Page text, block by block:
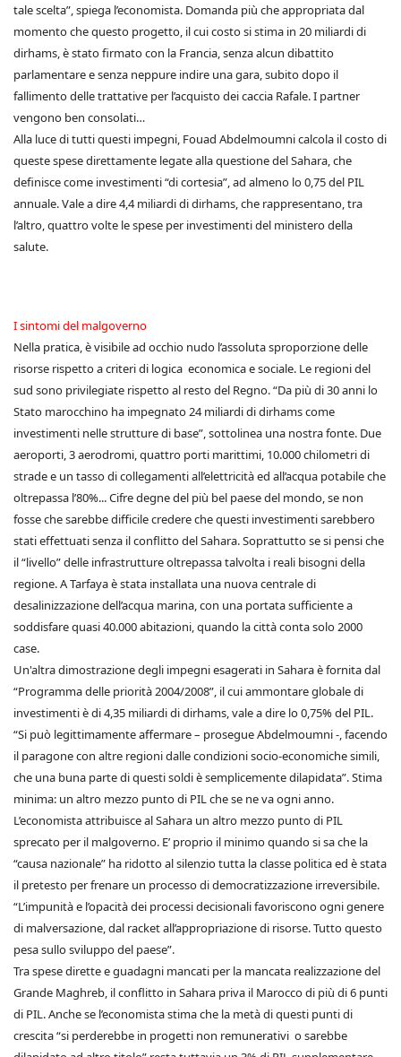
tale scelta”, spiega l’economista. Domanda più che appropriata dal
momento che questo progetto, il cui costo si stima in 20 miliardi di
dirhams, è stato firmato con la Francia, senza alcun dibattito
parlamentare e senza neppure indire una gara, subito dopo il
fallimento delle trattative per l’acquisto dei caccia Rafale. I partner
vengono ben consolati…
Alla luce di tutti questi impegni, Fouad Abdelmoumni calcola il costo di
queste spese direttamente legate alla questione del Sahara, che
definisce come investimenti “di cortesia”, ad almeno lo 0,75 del PIL
annuale. Vale a dire 4,4 miliardi di dirhams, che rappresentano, tra
l’altro, quattro volte le spese per investimenti del ministero della
salute.
I sintomi del malgoverno
Nella pratica, è visibile ad occhio nudo l’assoluta sproporzione delle
risorse rispetto a criteri di logica economica e sociale. Le regioni del
sud sono privilegiate rispetto al resto del Regno. “Da più di 30 anni lo
Stato marocchino ha impegnato 24 miliardi di dirhams come
investimenti nelle strutture di base”, sottolinea una nostra fonte. Due
aeroporti, 3 aerodromi, quattro porti marittimi, 10.000 chilometri di
strade e un tasso di collegamenti all’elettricità ed all’acqua potabile che
oltrepassa l’80%... Cifre degne del più bel paese del mondo, se non
fosse che sarebbe difficile credere che questi investimenti sarebbero
stati effettuati senza il conflitto del Sahara. Soprattutto se si pensi che
il “livello” delle infrastrutture oltrepassa talvolta i reali bisogni della
regione. A Tarfaya è stata installata una nuova centrale di
desalinizzazione dell’acqua marina, con una portata sufficiente a
soddisfare quasi 40.000 abitazioni, quando la città conta solo 2000
case.
Un'altra dimostrazione degli impegni esagerati in Sahara è fornita dal
“Programma delle priorità 2004/2008”, il cui ammontare globale di
investimenti è di 4,35 miliardi di dirhams, vale a dire lo 0,75% del PIL.
“Si può legittimamente affermare – prosegue Abdelmoumni -, facendo
il paragone con altre regioni dalle condizioni socio-economiche simili,
che una buna parte di questi soldi è semplicemente dilapidata”. Stima
minima: un altro mezzo punto di PIL che se ne va ogni anno.
L’economista attribuisce al Sahara un altro mezzo punto di PIL
sprecato per il malgoverno. E’ proprio il minimo quando si sa che la
“causa nazionale” ha ridotto al silenzio tutta la classe politica ed è stata
il pretesto per frenare un processo di democratizzazione irreversibile.
“L’impunità e l’opacità dei processi decisionali favoriscono ogni genere
di malversazione, dal racket all’appropriazione di risorse. Tutto questo
pesa sullo sviluppo del paese”.
Tra spese dirette e guadagni mancati per la mancata realizzazione del
Grande Maghreb, il conflitto in Sahara priva il Marocco di più di 6 punti
di PIL. Anche se l’economista stima che la metà di questi punti di
crescita “si perderebbe in progetti non remunerativi o sarebbe